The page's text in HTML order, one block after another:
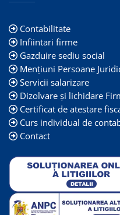
Contabilitate
Infiintari firme
Gazduire sediu social
Mențiuni Persoane
Servicii salarizare
Dizolvare și lichidare
Certificat de atestare
Curs individual de
Contact